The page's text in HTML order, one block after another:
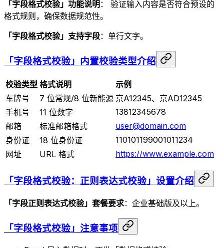
「字段格式校验」功能说明： 验证输入内容是否符合预设的
格式规则，确保数据规范性。
「字段格式校验」支持字段：单行文字。
「字段格式校验」内置校验类型介绍
校验类型 格式说明
示例
车牌号
7 位常规/8 位新能源 京A12345、京AD12345
手机号
11 位数字
13812345678
邮箱
标准邮箱格式
user@domain.com
身份证
18 位身份证
110101199001011234
网址
URL 格式 https://www.example.com
「字段格式校验：正则表达式校验」设置介绍
「字段正则表达式校验」套餐要求：企业基础版及以上。
「字段格式校验」注意事项